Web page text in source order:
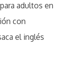
adultos en
con
el inglés